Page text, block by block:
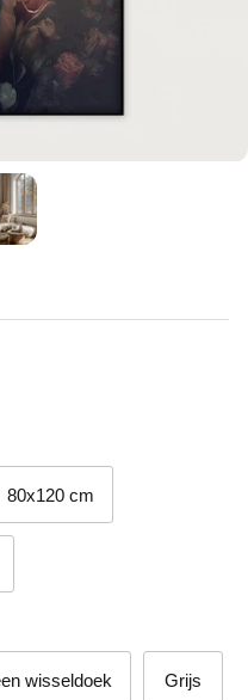
80x120 cm
wisseldoek Grijs